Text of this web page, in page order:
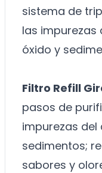
sistema de
las impurezas
óxido y
Filtro Refill
pasos de
impurezas
sedimentos;
sabores y